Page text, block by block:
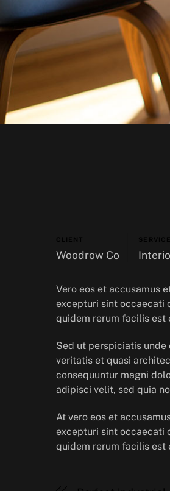
Woodrow Co
Vero eos et accusamus
excepturi sint occaecati
quidem rerum facilis est
Sed ut perspiciatis
veritatis et quasi
consequuntur magni
adipisci velit, sed quia
At vero eos et
excepturi sint occaecati
quidem rerum facilis est